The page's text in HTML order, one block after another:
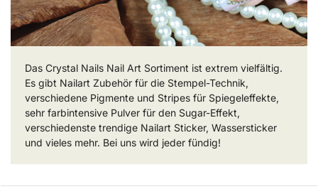
Das Crystal Nails Nail Art Sortiment ist extrem vielfältig.
Es gibt Nailart Zubehör für die Stempel-Technik,
verschiedene Pigmente und Stripes für Spiegeleffekte,
sehr farbintensive Pulver für den Sugar-Effekt,
verschiedenste trendige Nailart Sticker, Wassersticker
und vieles mehr. Bei uns wird jeder fündig!